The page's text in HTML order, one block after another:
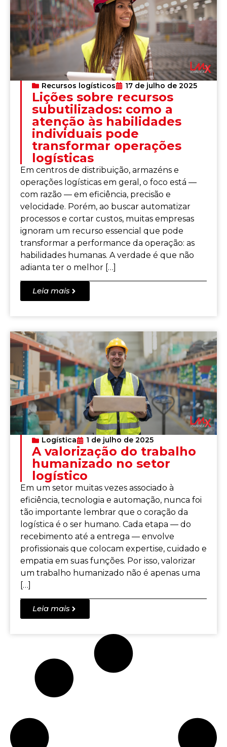
Recursos logísticos 17 de julho de 2025
Lições sobre recursos
subutilizados: como a
atenção às habilidades
individuais pode
transformar operações
logísticas
Em centros de distribuição, armazéns e
operações logísticas em geral, o foco está —
com razão — em eficiência, precisão e
velocidade. Porém, ao buscar automatizar
processos e cortar custos, muitas empresas
ignoram um recurso essencial que pode
transformar a performance da operação: as
habilidades humanas. A verdade é que não
adianta ter o melhor […]
Leia mais
Logística 1 de julho de 2025
A valorização do trabalho
humanizado no setor
logístico
Em um setor muitas vezes associado à
eficiência, tecnologia e automação, nunca foi
tão importante lembrar que o coração da
logística é o ser humano. Cada etapa — do
recebimento até a entrega — envolve
profissionais que colocam expertise, cuidado e
empatia em suas funções. Por isso, valorizar
um trabalho humanizado não é apenas uma
[…]
Leia mais